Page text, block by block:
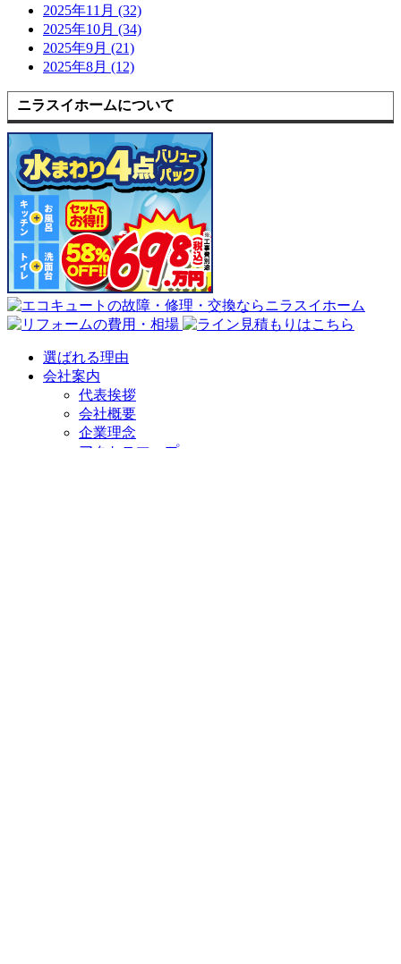
2025年11月 (32)
2025年10月 (34)
2025年9月 (21)
2025年8月 (12)
ニラスイホームについて
選ばれる理由
会社案内
代表挨拶
会社概要
企業理念
アクセスマップ